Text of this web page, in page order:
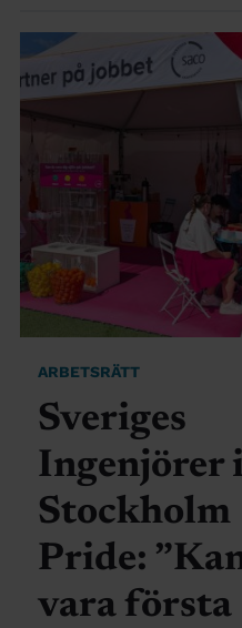
ARBETSRÄTT
Sveriges
Ingenjörer
Stockholm
Pride:
vara första